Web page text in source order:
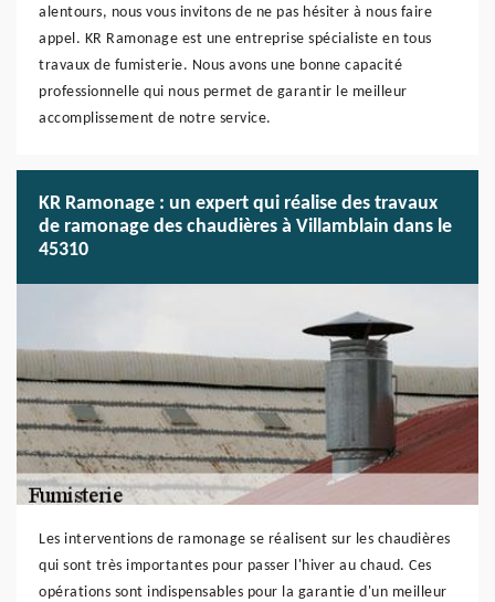
alentours, nous vous invitons de ne pas hésiter à nous faire
appel. KR Ramonage est une entreprise spécialiste en tous
travaux de fumisterie. Nous avons une bonne capacité
professionnelle qui nous permet de garantir le meilleur
accomplissement de notre service.
KR Ramonage : un expert qui réalise des travaux
de ramonage des chaudières à Villamblain dans le
45310
Les interventions de ramonage se réalisent sur les chaudières
qui sont très importantes pour passer l'hiver au chaud. Ces
opérations sont indispensables pour la garantie d'un meilleur